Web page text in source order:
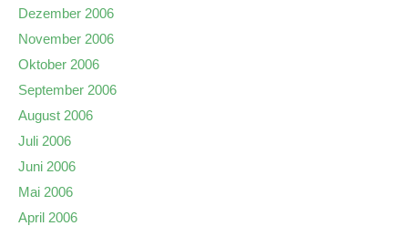
Dezember 2006
November 2006
Oktober 2006
September 2006
August 2006
Juli 2006
Juni 2006
Mai 2006
April 2006